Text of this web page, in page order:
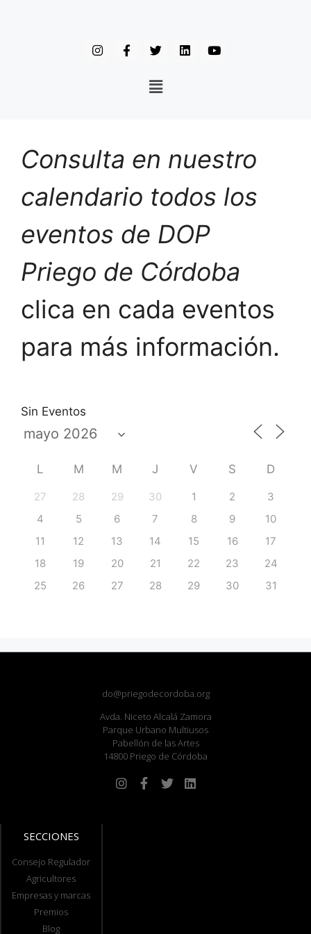
Consulta en nuestro
calendario todos los
eventos de DOP
Priego de Córdoba
clica en cada eventos
para más información.
Sin Eventos
L M M J V S D
27 28 29 30 1 2
3
4
5 6 7 8 9
10
11
12 13 14 15 16
17
18
19 20 21 22 23
24
25
26 27 28 29 30 31
do@priegodecordoba.org
Avda. Niceto Alcalá Zamora
Parque Urbano Multiusos
Pabellón de las Artes
14800 Priego de Córdoba
SECCIONES
Consejo Regulador
Agricultores
Empresas y marcas
Premios
Blog